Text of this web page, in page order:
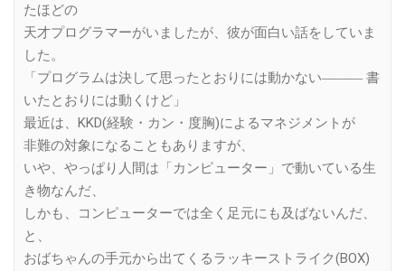
たほどの
天才プログラマーがいましたが、彼が面白い話をしていま
した。
「プログラムは決して思ったとおりには動かない――― 書
いたとおりには動くけど」
最近は、KKD(経験・カン・度胸)によるマネジメントが
非難の対象になることもありますが、
いや、やっぱり人間は「カンピューター」で動いている生
き物なんだ、
しかも、コンピューターでは全く足元にも及ばないんだ、
と、
おばちゃんの手元から出てくるラッキーストライク(BOX)